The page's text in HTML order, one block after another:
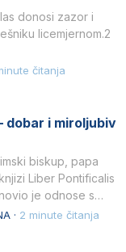
donosi zazor i
licemjernom.2
čitanja
dobar i miroljubiv
biskup, papa
Liber Pontificalis
je odnose s
· 2 minute čitanja